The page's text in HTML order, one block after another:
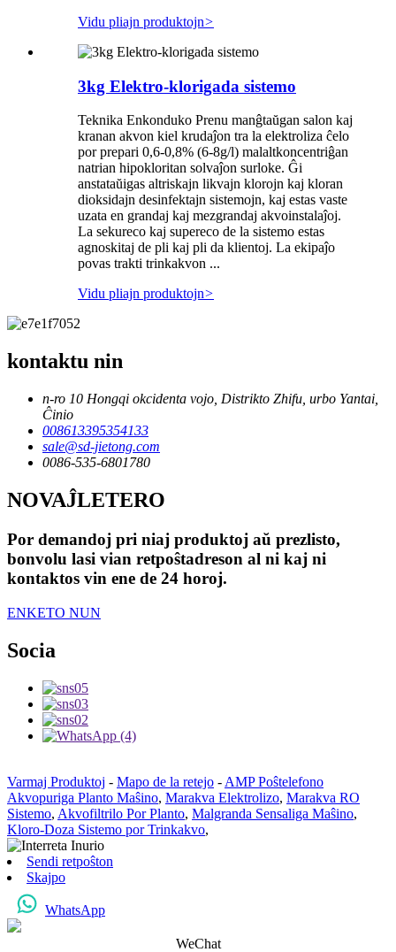
Vidu pliajn produktojn>
3kg Elektro-klorigada sistemo
Teknika Enkonduko Prenu manĝtaŭgan salon kaj
kranan akvon kiel krudaĵon tra la elektroliza ĉelo
por prepari 0,6-0,8% (6-8g/l) malaltkoncentriĝan
natrian hipokloritan solvaĵon surloke. Ĝi
anstataŭigas altriskajn likvajn klorojn kaj kloran
dioksidajn desinfektajn sistemojn, kaj estas vaste
uzata en grandaj kaj mezgrandaj akvoinstalaĵoj.
La sekureco kaj supereco de la sistemo estas
agnoskitaj de pli kaj pli da klientoj. La ekipaĵo
povas trakti trinkakvon ...
Vidu pliajn produktojn>
kontaktu nin
n-ro 10 Hongqi okcidenta vojo, Distrikto Zhifu, urbo Yantai,
Ĉinio
008613395354133
sale@sd-jietong.com
0086-535-6801780
NOVAĴLETERO
Por demandoj pri niaj produktoj aŭ prezlisto,
bonvolu lasi vian retpoŝtadreson al ni kaj ni
kontaktos vin ene de 24 horoj.
ENKETO NUN
Socia
Varmaj Produktoj - Mapo de la retejo - AMP Poŝtelefono
Akvopuriga Planto Maŝino, Marakva Elektrolizo, Marakva RO
Sistemo, Akvofiltrilo Por Planto, Malgranda Sensaliga Maŝino,
Kloro-Doza Sistemo por Trinkakvo,
Sendi retpoŝton
Skajpo
WhatsApp
WeChat